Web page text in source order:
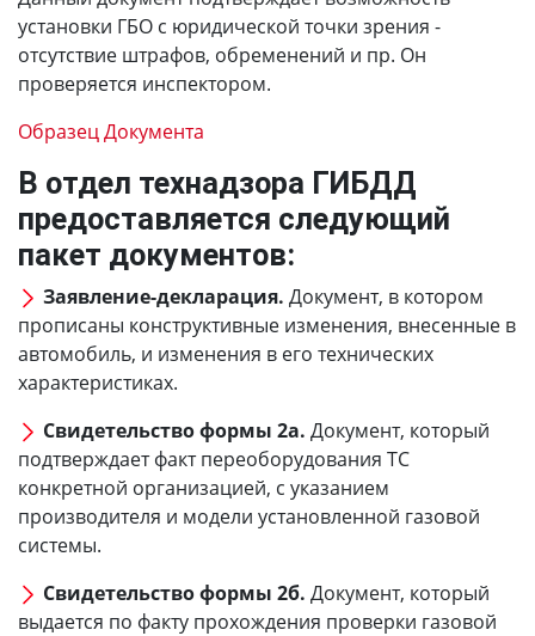
установки ГБО с юридической точки зрения -
отсутствие штрафов, обременений и пр. Он
проверяется инспектором.
Образец Документа
В отдел технадзора ГИБДД
предоставляется следующий
пакет документов:
Заявление-декларация. Документ, в котором
прописаны конструктивные изменения, внесенные в
автомобиль, и изменения в его технических
характеристиках.
Свидетельство формы 2а. Документ, который
подтверждает факт переоборудования ТС
конкретной организацией, с указанием
производителя и модели установленной газовой
системы.
Свидетельство формы 2б. Документ, который
выдается по факту прохождения проверки газовой